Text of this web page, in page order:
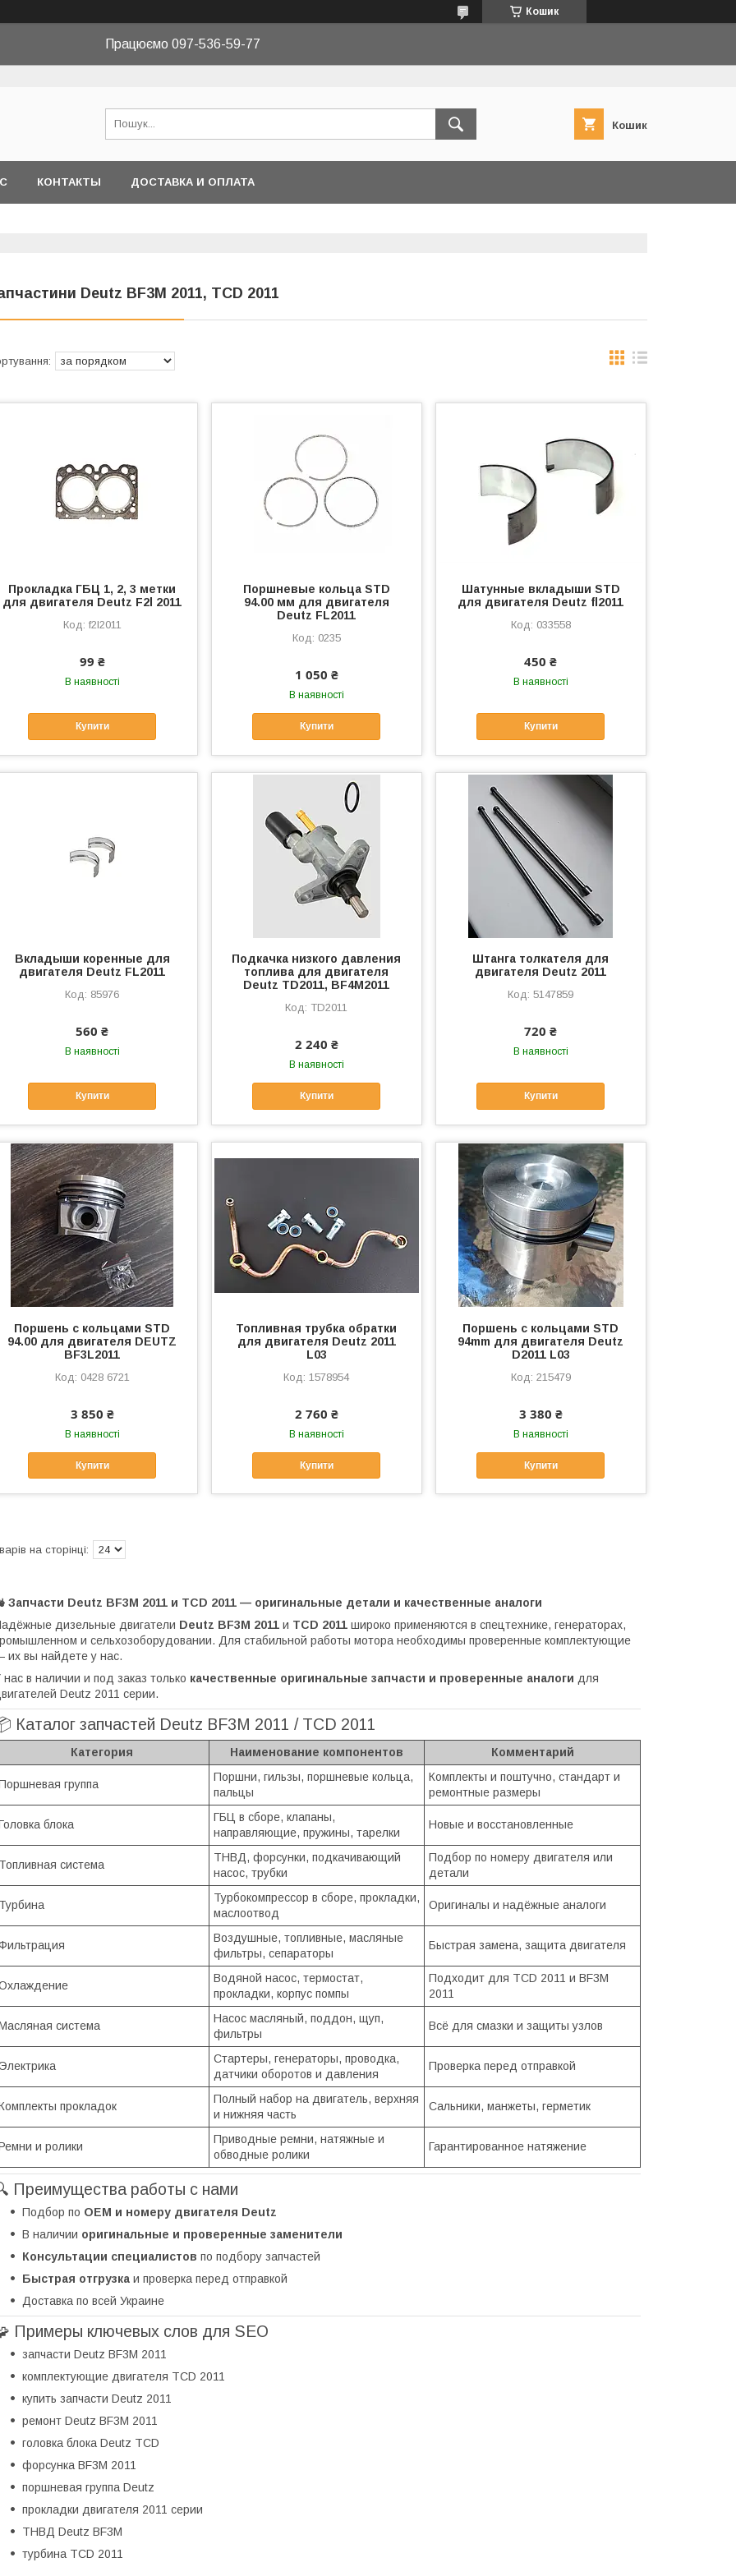
Кошик
Працюємо 097-536-59-77
Кошик
КОНТАКТЫ ДОСТАВКА И ОПЛАТА
Deutz BF3M 2011, TCD 2011
Прокладка ГБЦ 1, 2, 3 метки
для двигателя Deutz F2l 2011
f2l2011
99 ₴
В наявності
Купити
Поршневые кольца STD
94.00 мм для двигателя
Deutz FL2011
0235
1 050 ₴
В наявності
Купити
Шатунные вкладыши STD
для двигателя Deutz fl2011
033558
450 ₴
В наявності
Купити
Вкладыши коренные для
двигателя Deutz FL2011
85976
560 ₴
В наявності
Купити
Подкачка низкого давления
топлива для двигателя
Deutz TD2011, BF4M2011
TD2011
2 240 ₴
В наявності
Купити
Штанга толкателя для
двигателя Deutz 2011
5147859
720 ₴
В наявності
Купити
Поршень с кольцами STD
94.00 для двигателя DEUTZ
BF3L2011
0428 6721
3 850 ₴
В наявності
Купити
Топливная трубка обратки
для двигателя Deutz 2011
L03
1578954
2 760 ₴
В наявності
Купити
Поршень с кольцами STD
94mm для двигателя Deutz
D2011 L03
215479
3 380 ₴
В наявності
Купити
Запчасти Deutz BF3M 2011 и TCD 2011 — оригинальные детали и качественные аналоги
дизельные двигатели Deutz BF3M 2011 и TCD 2011 широко применяются в спецтехнике, генераторах,
и сельхозоборудовании. Для стабильной работы мотора необходимы проверенные комплектующие
их вы найдете у нас.
нас в наличии и под заказ только качественные оригинальные запчасти и проверенные аналоги для
Deutz 2011 серии.
Каталог запчастей Deutz BF3M 2011 / TCD 2011
Категория Наименование компонентов Комментарий
группа
Поршни, гильзы, поршневые кольца,
пальцы
Комплекты и поштучно, стандарт и
ремонтные размеры
блока
ГБЦ в сборе, клапаны,
направляющие, пружины, тарелки
Новые и восстановленные
Топливная система
ТНВД, форсунки, подкачивающий
насос, трубки
Подбор по номеру двигателя или
детали
Турбина
Турбокомпрессор в сборе, прокладки,
маслоотвод
Оригиналы и надёжные аналоги
Воздушные, топливные, масляные
фильтры, сепараторы
Быстрая замена, защита двигателя
Водяной насос, термостат,
прокладки, корпус помпы
Подходит для TCD 2011 и BF3M
2011
система
Насос масляный, поддон, щуп,
фильтры
Всё для смазки и защиты узлов
Электрика
Стартеры, генераторы, проводка,
датчики оборотов и давления
Проверка перед отправкой
прокладок
Полный набор на двигатель, верхняя
и нижняя часть
Сальники, манжеты, герметик
и ролики
Приводные ремни, натяжные и
обводные ролики
Гарантированное натяжение
Преимущества работы с нами
Подбор по OEM и номеру двигателя Deutz
В наличии оригинальные и проверенные заменители
Консультации специалистов по подбору запчастей
Быстрая отгрузка и проверка перед отправкой
Доставка по всей Украине
Примеры ключевых слов для SEO
запчасти Deutz BF3M 2011
комплектующие двигателя TCD 2011
купить запчасти Deutz 2011
ремонт Deutz BF3M 2011
головка блока Deutz TCD
форсунка BF3M 2011
поршневая группа Deutz
прокладки двигателя 2011 серии
ТНВД Deutz BF3M
турбина TCD 2011